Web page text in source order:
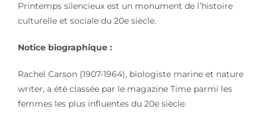
Printemps silencieux est un monument de l’histoire
culturelle et sociale du 20e siècle.
Notice biographique :
Rachel Carson (1907-1964), biologiste marine et nature
writer, a été classée par le magazine Time parmi les
femmes les plus influentes du 20e siècle.